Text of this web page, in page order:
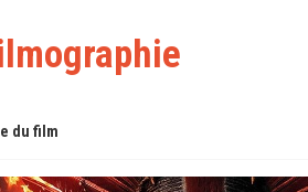
du film